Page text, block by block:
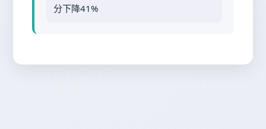
分下降41%